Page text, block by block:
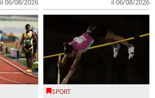
il 06/08/2026 il 06/08/2026
SPORT